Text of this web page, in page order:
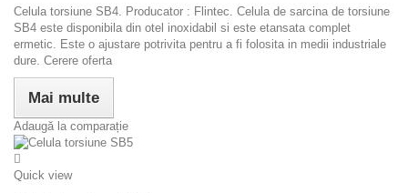
Celula torsiune SB4. Producator : Flintec. Celula de sarcina de torsiune
SB4 este disponibila din otel inoxidabil si este etansata complet
ermetic. Este o ajustare potrivita pentru a fi folosita in medii industriale
dure. Cerere oferta
Mai multe
Adaugă la comparație
Quick view